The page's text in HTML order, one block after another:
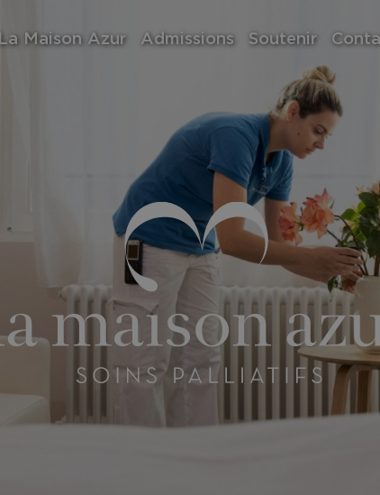
Maison Azur Admissions Soutenir
Association des Amis de la
Vos dons
La Maison Azur
Fondation La